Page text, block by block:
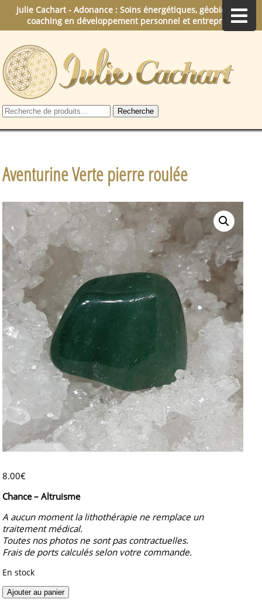
Julie Cachart - Adonance : Soins énergétiques, géobiologie,
coaching en développement personnel et entreprise.
Recherche
pour :
Recherche
Aventurine Verte pierre roulée
8.00€
Chance – Altruisme
A aucun moment la lithothérapie ne remplace un
traitement médical.
Toutes nos photos ne sont pas contractuelles.
Frais de ports calculés selon votre commande.
En stock
quantité
Ajouter au panier